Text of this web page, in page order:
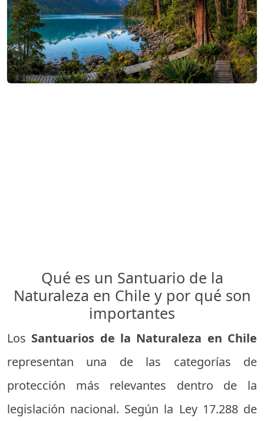
Qué es un Santuario de la
Naturaleza en Chile y por qué son
importantes
Los Santuarios de la Naturaleza en Chile
representan una de las categorías de
protección más relevantes dentro de la
legislación nacional. Según la Ley 17.288 de